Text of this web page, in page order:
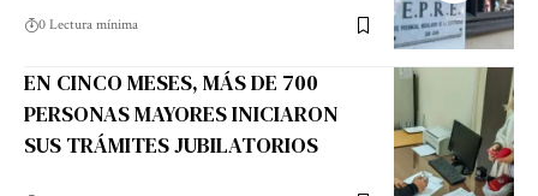
0 Lectura mínima
EN CINCO MESES, MÁS DE 700
PERSONAS MAYORES INICIARON
SUS TRÁMITES JUBILATORIOS